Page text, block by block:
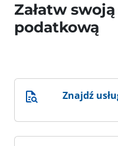
Załatw
podatkową
Znajdź